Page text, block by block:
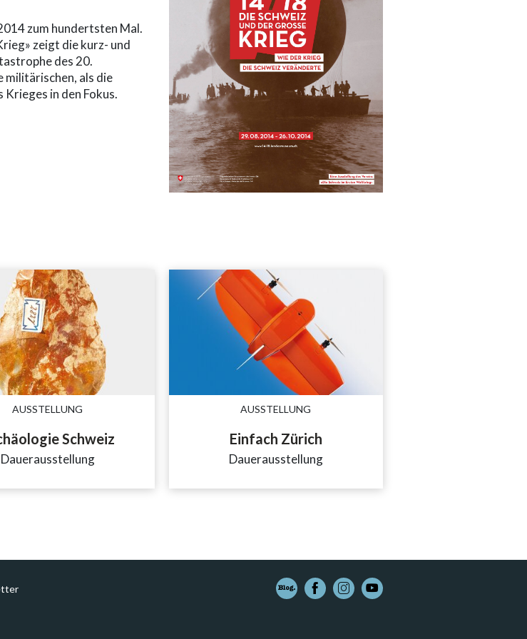
zum hundertsten Mal.
zeigt die kurz- und
des 20.
militärischen, als die
in den Fokus.
AUSSTELLUNG
Schweiz
Dauerausstellung
AUSSTELLUNG
Einfach Zürich
Dauerausstellung